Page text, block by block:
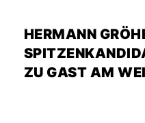
HERMANN
ZU GAST AM